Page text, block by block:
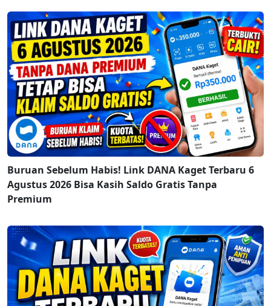
Buruan Sebelum Habis! Link DANA Kaget Terbaru 6
Agustus 2026 Bisa Kasih Saldo Gratis Tanpa
Premium